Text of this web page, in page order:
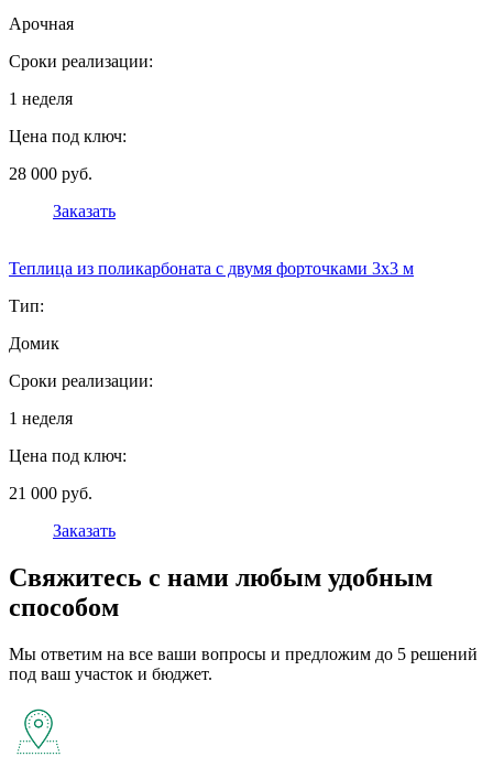
Арочная
Сроки реализации:
1 неделя
Цена под ключ:
28 000 руб.
Заказать
Теплица из поликарбоната с двумя форточками 3х3 м
Тип:
Домик
Сроки реализации:
1 неделя
Цена под ключ:
21 000 руб.
Заказать
Свяжитесь с нами любым удобным
способом
Мы ответим на все ваши вопросы и предложим до 5 решений
под ваш участок и бюджет.